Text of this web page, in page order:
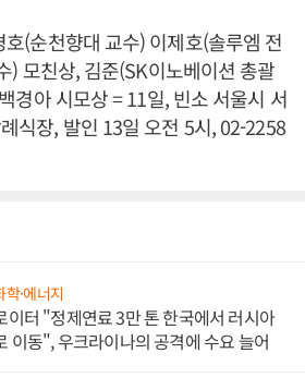
(순천향대 교수) 이제호(솔루엠 전
) 모친상, 김준(SK이노베이션 총괄
경아 시모상 = 11일, 빈소 서울시 서
식장, 발인 13일 오전 5시, 02-2258
학·에너지
이터 "정제연료 3만 톤 한국에서 러시아
이동", 우크라이나의 공격에 수요 늘어